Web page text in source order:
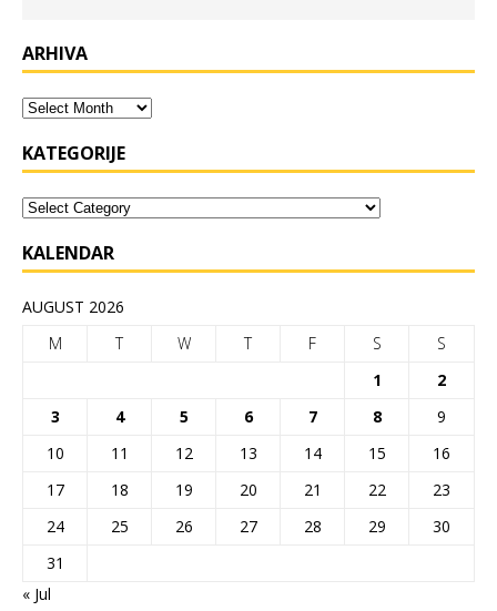
ARHIVA
KATEGORIJE
KALENDAR
AUGUST 2026
M
T W T F S
S
1
2
3
4 5 6 7 8
9
10
11 12 13 14 15
16
17
18 19 20 21 22
23
24
25 26 27 28 29
30
31
« Jul